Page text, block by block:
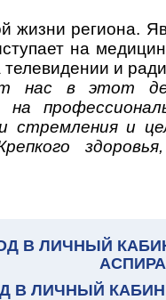
жизни региона.
на
и
нас в этот
и
В ЛИЧНЫЙ
В ЛИЧНЫЙ